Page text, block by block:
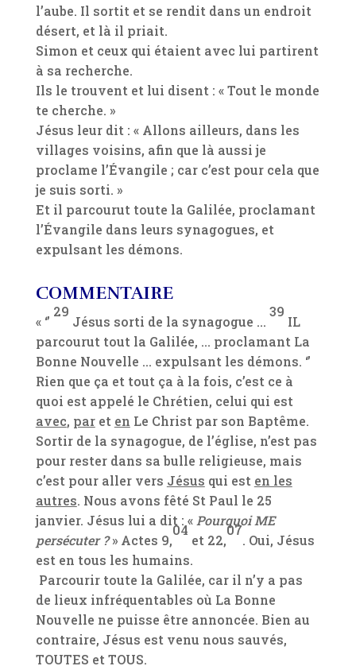
l’aube. Il sortit et se rendit dans un endroit
désert, et là il priait.
Simon et ceux qui étaient avec lui partirent
à sa recherche.
Ils le trouvent et lui disent : « Tout le monde
te cherche. »
Jésus leur dit : « Allons ailleurs, dans les
villages voisins, afin que là aussi je
proclame l’Évangile ; car c’est pour cela que
je suis sorti. »
Et il parcourut toute la Galilée, proclamant
l’Évangile dans leurs synagogues, et
expulsant les démons.
COMMENTAIRE
« ‘’
29
Jésus sorti de la synagogue …
39
IL
parcourut tout la Galilée, … proclamant La
Bonne Nouvelle … expulsant les démons. ‘’
Rien que ça et tout ça à la fois, c’est ce à
quoi est appelé le Chrétien, celui qui est
avec, paret en Le Christ par son Baptême.
Sortir de la synagogue, de l’église, n’est pas
pour rester dans sa bulle religieuse, mais
c’est pour aller vers Jésus qui est en les
autres. Nous avons fêté St Paul le 25
janvier. Jésus lui a dit : « Pourquoi ME
persécuter ?» Actes 9,
04
et 22,
07
. Oui, Jésus
est en tous les humains.
Parcourir toute la Galilée, car il n’y a pas
de lieux infréquentables où La Bonne
Nouvelle ne puisse être annoncée. Bien au
contraire, Jésus est venu nous sauvés,
TOUTES et TOUS.